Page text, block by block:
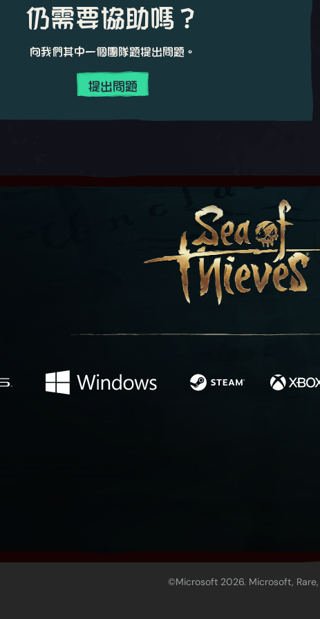
仍需要協助嗎？
向我們其中一個團隊題提出問題。
提出問題
©Microsoft 2026. Microsoft,